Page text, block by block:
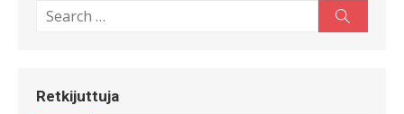
Search
Retkijuttuja